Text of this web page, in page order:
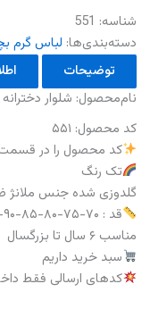
عدد
شناسه: 551
دسته‌بندی‌ها: لباس گرم
توضیحات
نام‌محصول: شلوار
کد محصول: ۵۵۱
کد محصول را در
تک رنگ
گلدوزی شده جنس ملانژ
قد : ۷۰-۷۵-۸۰-۸۵-۹۰-۹۵
مناسب ۶ سال تا بزرگسال
سبد خرید داریم
کدهای ارسالی فقط